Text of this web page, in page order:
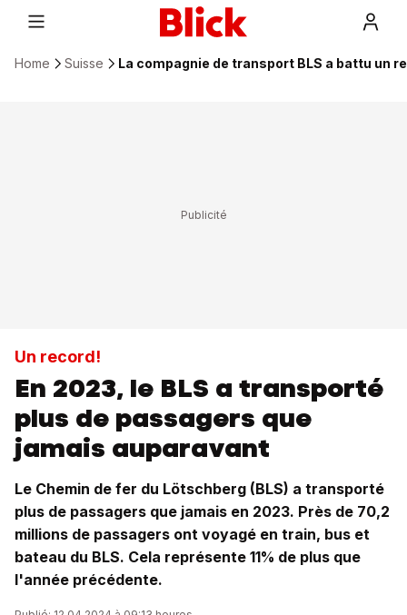
Home Suisse La compagnie de transport BLS a battu un
Un record!
En 2023, le BLS a transporté
plus de passagers que
jamais auparavant
Le Chemin de fer du Lötschberg (BLS) a transporté
plus de passagers que jamais en 2023. Près de 70,2
millions de passagers ont voyagé en train, bus et
bateau du BLS. Cela représente 11% de plus que
l'année précédente.